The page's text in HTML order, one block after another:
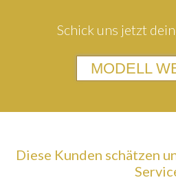
Schick uns jetzt
MODELL
Diese Kunden schätzen